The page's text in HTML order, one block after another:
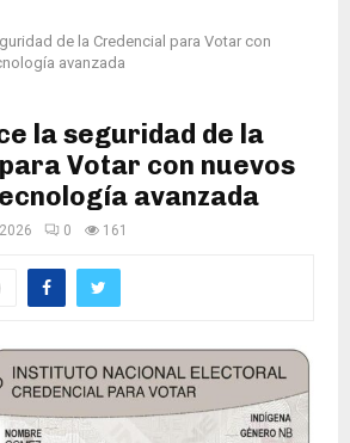
de la Credencial para Votar con
avanzada
la seguridad de la
Votar con nuevos
avanzada
0 161